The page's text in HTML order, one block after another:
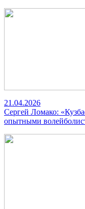
21.04.2026
Сергей Ломако:
опытными